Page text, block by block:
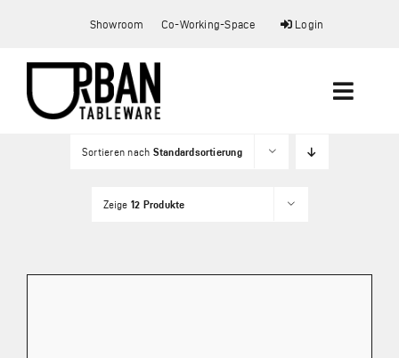
springen
Showroom Co-Working-Space Login
Toggle
Startseite
Co-Working Space
Sortieren nach Standardsortierung
Zeige 12 Produkte